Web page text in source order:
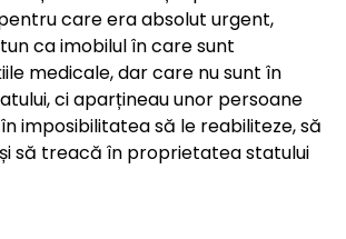
care era absolut urgent,
ca imobilul în care sunt
medicale, dar care nu sunt în
ci aparțineau unor persoane
imposibilitatea să le reabiliteze, să
să treacă în proprietatea statului